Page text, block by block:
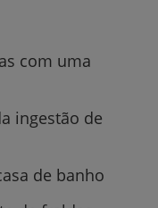
com uma
ingestão de
de banho